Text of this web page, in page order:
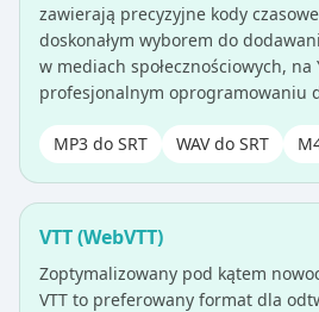
zawierają precyzyjne kody
doskonałym wyborem do
w mediach społecznościowych, na
profesjonalnym oprogramowaniu
MP3 do SRT WAV do SRT
VTT (WebVTT)
Zoptymalizowany pod kątem
VTT to preferowany format dla